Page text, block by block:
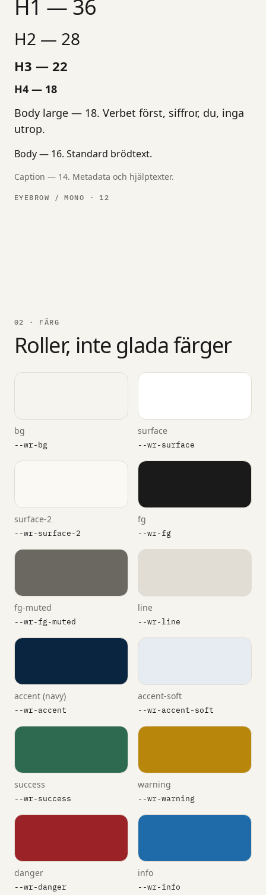
H1 — 36
H2 — 28
H3 — 22
H4 — 18
Body large — 18. Verbet först, siffror, du, inga
utrop.
Body — 16. Standard brödtext.
Caption — 14. Metadata och hjälptexter.
EYEBROW / MONO · 12
02 · FÄRG
Roller, inte glada färger
bg
--wr-bg
surface
--wr-surface
surface-2
--wr-surface-2
fg
--wr-fg
fg-muted
--wr-fg-muted
line
--wr-line
accent (navy)
--wr-accent
accent-soft
--wr-accent-soft
success
--wr-success
warning
--wr-warning
danger
--wr-danger
info
--wr-info